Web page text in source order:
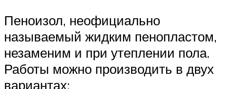
Пеноизол, неофициально
называемый жидким пенопластом,
незаменим и при утеплении пола.
Работы можно производить в двух
вариантах: